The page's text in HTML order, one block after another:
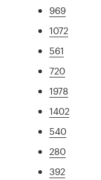
969
1072
561
720
1978
1402
540
280
392